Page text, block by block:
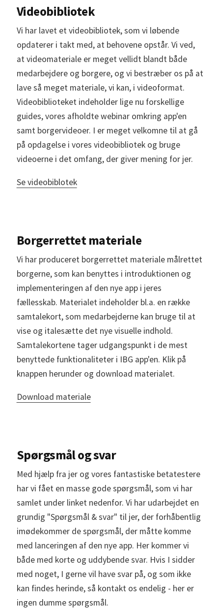
Videobibliotek
Vi har lavet et videobibliotek, som vi løbende
opdaterer i takt med, at behovene opstår. Vi ved,
at videomateriale er meget vellidt blandt både
medarbejdere og borgere, og vi bestræber os på at
lave så meget materiale, vi kan, i videoformat.
Videobiblioteket indeholder lige nu forskellige
guides, vores afholdte webinar omkring app'en
samt borgervideoer. I er meget velkomne til at gå
på opdagelse i vores videobibliotek og bruge
videoerne i det omfang, der giver mening for jer.
Se videobiblotek
Borgerrettet materiale
Vi har produceret borgerrettet materiale målrettet
borgerne, som kan benyttes i introduktionen og
implementeringen af den nye app i jeres
fællesskab. Materialet indeholder bl.a. en række
samtalekort, som medarbejderne kan bruge til at
vise og italesætte det nye visuelle indhold.
Samtalekortene tager udgangspunkt i de mest
benyttede funktionaliteter i IBG app'en. Klik på
knappen herunder og download materialet.
Download materiale
Spørgsmål og svar
Med hjælp fra jer og vores fantastiske betatestere
har vi fået en masse gode spørgsmål, som vi har
samlet under linket nedenfor. Vi har udarbejdet en
grundig "Spørgsmål & svar" til jer, der forhåbentlig
imødekommer de spørgsmål, der måtte komme
med lanceringen af den nye app. Her kommer vi
både med korte og uddybende svar. Hvis I sidder
med noget, I gerne vil have svar på, og som ikke
kan findes herinde, så kontakt os endelig - her er
ingen dumme spørgsmål.